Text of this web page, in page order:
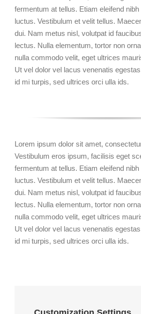
fermentum at tellus. Etiam eleifend
luctus. Vestibulum et velit tellus.
dui. Nam metus nisl, volutpat id
lectus. Nulla elementum, tortor non
nulla commodo velit, eget ultrices
Ut vel dolor vel lacus venenatis
id mi turpis, sed ultrices orci ulla ids.
Lorem ipsum dolor sit amet,
Vestibulum eros ipsum, facilisis eget
fermentum at tellus. Etiam eleifend
luctus. Vestibulum et velit tellus.
dui. Nam metus nisl, volutpat id
lectus. Nulla elementum, tortor non
nulla commodo velit, eget ultrices
Ut vel dolor vel lacus venenatis
id mi turpis, sed ultrices orci ulla ids.